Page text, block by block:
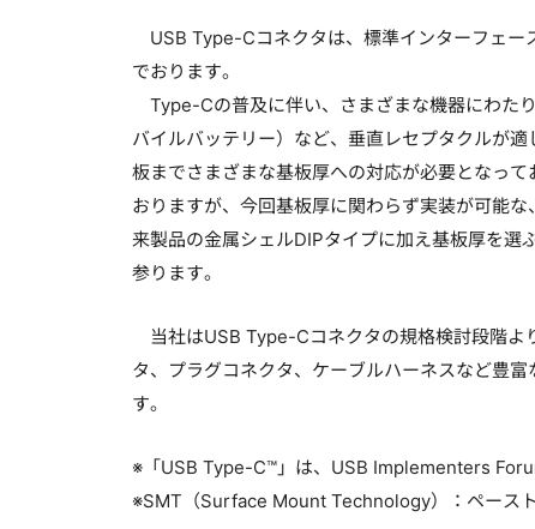
USB Type-Cコネクタは、標準インターフェー
でおります。
Type-Cの普及に伴い、さまざまな機器にわた
バイルバッテリー）など、垂直レセプタクルが
板までさまざまな基板厚への対応が必要となっ
おりますが、今回基板厚に関わらず実装が可能
来製品の金属シェルDIPタイプに加え基板厚を
参ります。
当社はUSB Type-Cコネクタの規格検討段階よ
タ、プラグコネクタ、ケーブルハーネスなど豊
す。
※「USB Type-C™」は、USB Implementers
※SMT（Surface Mount Technology）：ペース